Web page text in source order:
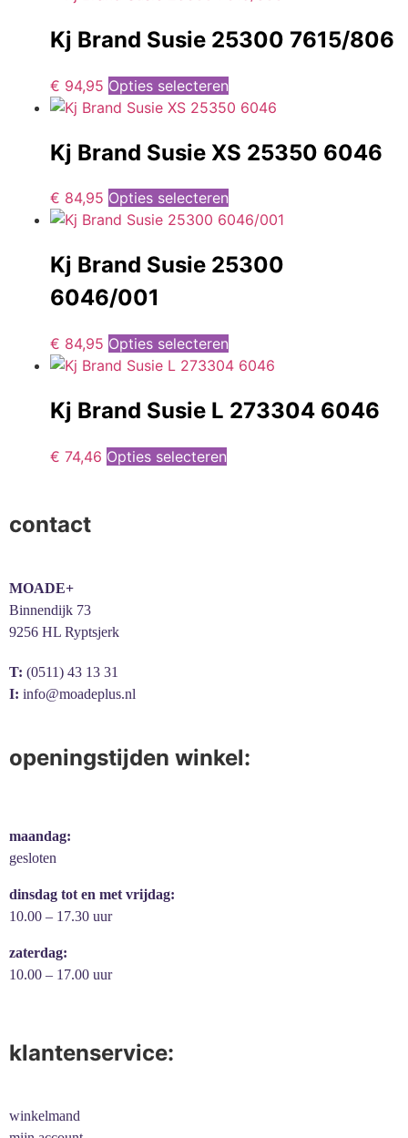
Kj Brand Susie 25300 7615/806
€ 94,95 Opties selecteren
Kj Brand Susie XS 25350 6046
€ 84,95 Opties selecteren
Kj Brand Susie 25300
6046/001
€ 84,95 Opties selecteren
Kj Brand Susie L 273304 6046
€ 74,46 Opties selecteren
contact
MOADE+
Binnendijk 73
9256 HL Ryptsjerk
T: (0511) 43 13 31
I: info@moadeplus.nl
openingstijden winkel:
maandag:
gesloten
dinsdag tot en met vrijdag:
10.00 – 17.30 uur
zaterdag:
10.00 – 17.00 uur
klantenservice:
winkelmand